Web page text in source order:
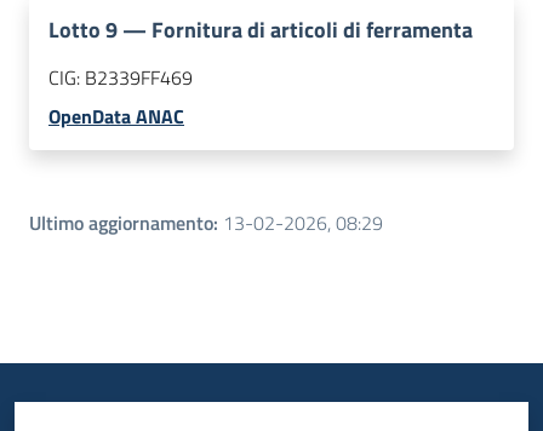
Lotto9— Fornitura di articoli di ferramenta
CIG: B2339FF469
OpenData ANAC
Ultimo aggiornamento: 13-02-2026, 08:29